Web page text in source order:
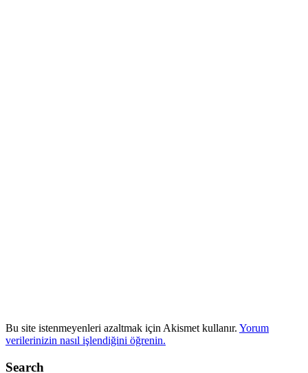
Bu site istenmeyenleri azaltmak için Akismet kullanır. Yorum
verilerinizin nasıl işlendiğini öğrenin.
Search